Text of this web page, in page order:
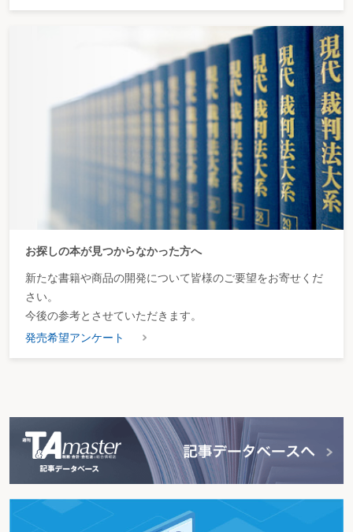
お探しの本が見つからなかった方へ
新たな書籍や商品の開発について皆様のご要望をお寄せくだ
さい。
今後の参考とさせていただきます。
発売希望アンケート